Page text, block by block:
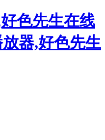
色先生在线
器,好色先生